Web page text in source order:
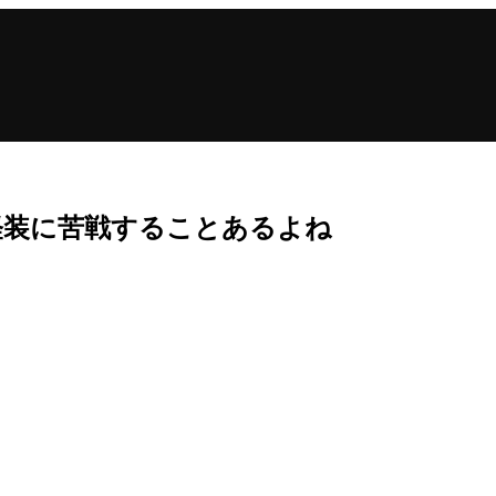
に苦戦することあるよね